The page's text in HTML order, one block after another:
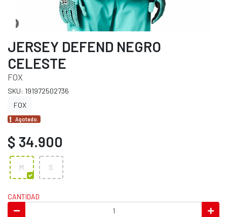
JERSEY DEFEND NEGRO
CELESTE
FOX
SKU: 191972502736
FOX
Agotado.
$ 34.900
M S
CANTIDAD